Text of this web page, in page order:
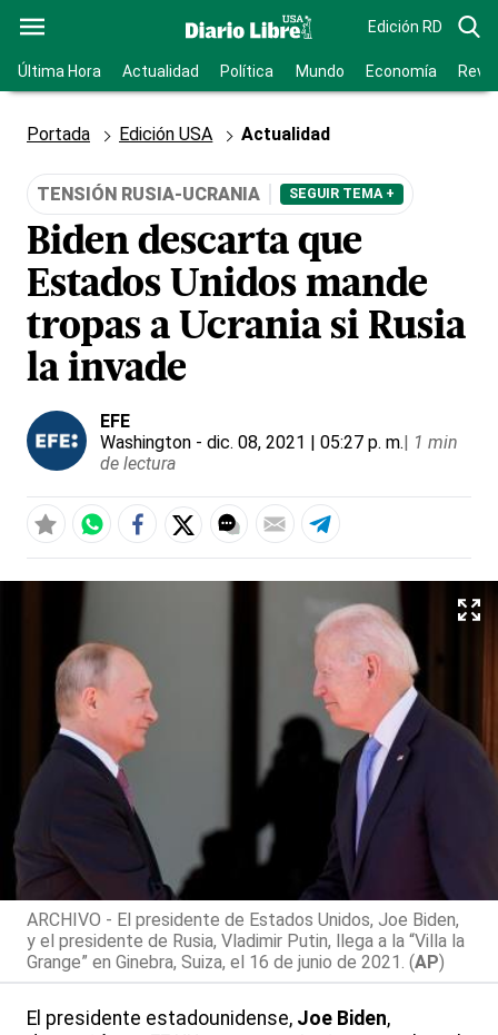
Edición RD
Última Hora Actualidad Política Mundo Economía
Portada Edición USA Actualidad
TENSIÓN RUSIA-UCRANIA SEGUIR TEMA +
Biden descarta que
Estados Unidos mande
tropas a Ucrania si Rusia
la invade
EFE
Washington - dic. 08, 2021 | 05:27 p. m.| 1 min
de lectura
ARCHIVO - El presidente de Estados Unidos, Joe Biden,
y el presidente de Rusia, Vladimir Putin, llega a la “Villa la
Grange” en Ginebra, Suiza, el 16 de junio de 2021. (AP)
El presidente estadounidense, Joe Biden,